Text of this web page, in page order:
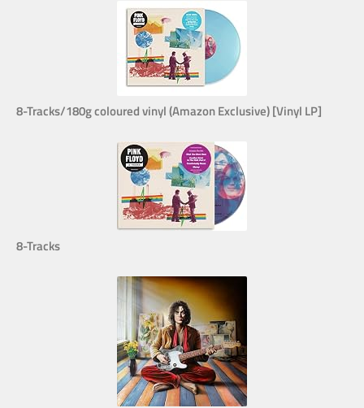
8-Tracks/180g coloured vinyl (Amazon Exclusive) [Vinyl LP]
8-Tracks